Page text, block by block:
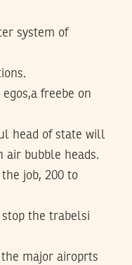
system of
freebe on
head of state will
bubble heads.
job, 200 to
the trabelsi
major airoprts